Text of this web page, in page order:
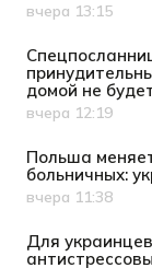
Дата публикации
вчера 13:15
домой не
Дата публикации
вчера 12:19
Польша
больничных:
Дата публикации
вчера 11:38
Для